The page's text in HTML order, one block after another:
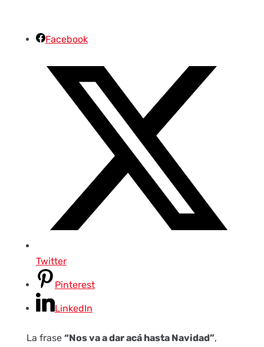
Facebook
Twitter
Pinterest
LinkedIn
La frase “Nos va a dar acá hasta Navidad”,